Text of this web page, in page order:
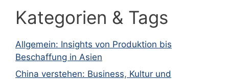
Kategorien & Tags
Allgemein: Insights von Produktion bis
Beschaffung in Asien
China verstehen: Business, Kultur und